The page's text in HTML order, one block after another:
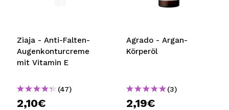
Ziaja - Anti-Falten-
Augenkonturcreme
mit Vitamin E
(47)
2,10€
Agrado - Argan-
Körperöl
(3)
2,19€